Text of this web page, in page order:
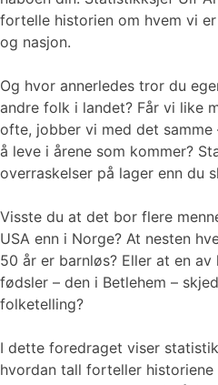
fortelle historien om hvem vi
og nasjon.
Og hvor annerledes tror du
andre folk i landet? Får vi like
ofte, jobber vi med det
å leve i årene som kommer?
overraskelser på lager enn du
Visste du at det bor flere
USA enn i Norge? At nesten
50 år er barnløs? Eller at en
fødsler – den i Betlehem –
folketelling?
I dette foredraget viser
hvordan tall forteller